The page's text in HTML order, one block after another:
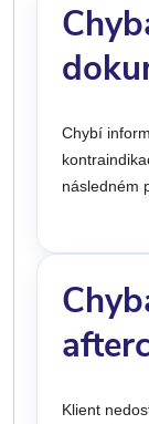
Chybí
následném
Klient